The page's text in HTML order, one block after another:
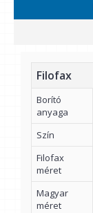
Filofax
Borító
anyaga
Szín
Filofax
méret
Magyar
méret